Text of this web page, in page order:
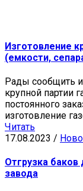
Изготовление
(емкости,
Рады сообщить
крупной партии
постоянного
изготовление
Читать
17.08.2023 /
Отгрузка баков
завода